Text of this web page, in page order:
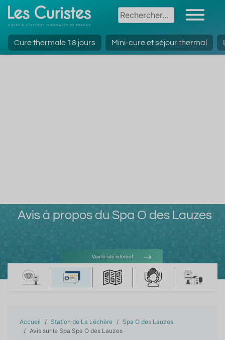
Cure thermale 18 jours Mini-cure et séjour thermal
Avis à propos du Spa O des Lauzes
Voir le site internet
Voir l'adresse e-mail
Accueil Station de La Léchère
Spa O des Lauzes
Avis sur le Spa Spa O des Lauzes